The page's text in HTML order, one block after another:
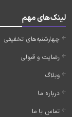
لینک‌های مهم
چهارشنبه‌های تخفیفی
رضایت و قبولی
وبلاگ
درباره ما
تماس با ما